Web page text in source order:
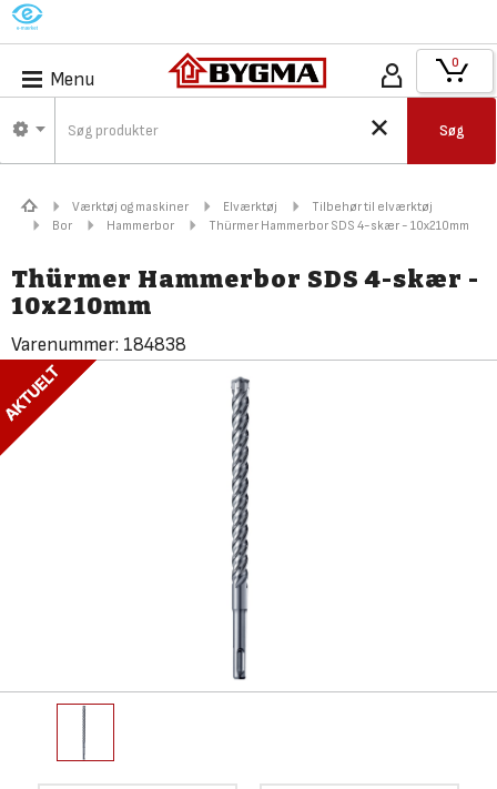
M
Menu
Søg
0
Værktøj og maskiner Elværktøj
Tilbehør til elværktøj
Bor
Hammerbor Thürmer Hammerbor SDS 4-skær - 10x210mm
Thürmer Hammerbor SDS 4-skær -
10x210mm
Varenummer: 184838